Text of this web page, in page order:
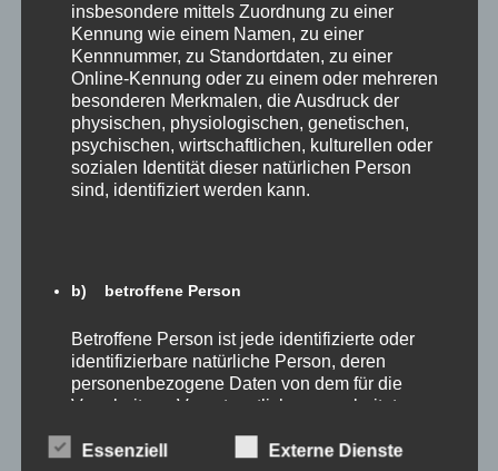
Dank für Ihr Vertrauen!
14. Februar 2023 Dagmar
Herzlichen Dank an alle Wähler*innen, die am
12.02.2023 ihr Kreuzchen für die SPD gesetzt
haben! Ich freue mich sehr, den Wahlkreis
Reinickendorf-Mitte/-West weiterhin im Berliner
Abgeordnetenhaus vertreten zu dürfen.
Pressekonferenz zum Abschlussbericht
des zweiten
insbesondere mittels Zuordnung zu einer
Kennung wie einem Namen, zu einer
Kennnummer, zu Standortdaten, zu einer
Online-Kennung oder zu einem oder mehreren
besonderen Merkmalen, die Ausdruck der
physischen, physiologischen, genetischen,
psychischen, wirtschaftlichen, kulturellen oder
sozialen Identität dieser natürlichen Person
sind, identifiziert werden kann.
b) betroffene Person
Betroffene Person ist jede identifizierte oder
identifizierbare natürliche Person, deren
personenbezogene Daten von dem für die
Verarbeitung Verantwortlichen verarbeitet
Essenziell Externe Dienste